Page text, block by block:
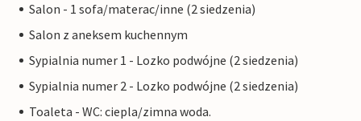
Salon - 1 sofa/materac/inne (2 siedzenia)
Salon z aneksem kuchennym
Sypialnia numer 1 - Lozko podwójne (2 siedzenia)
Sypialnia numer 2 - Lozko podwójne (2 siedzenia)
Toaleta - WC: ciepla/zimna woda.